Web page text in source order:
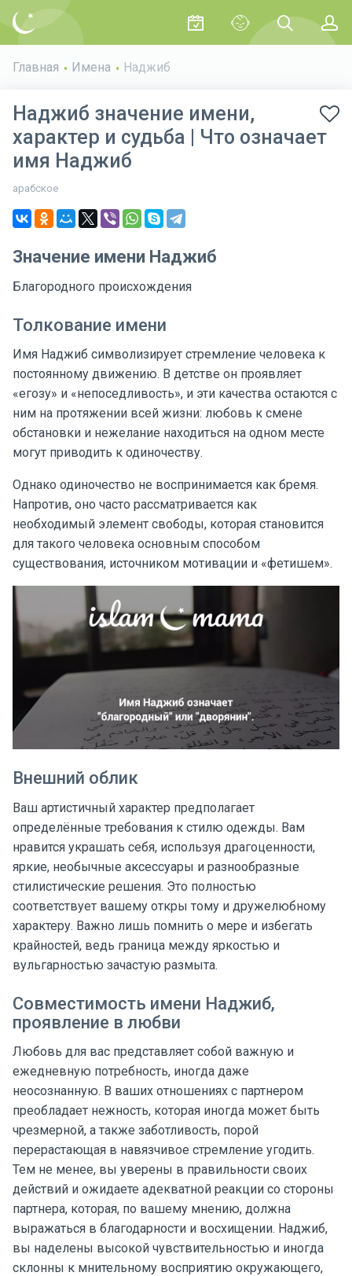
Главная Имена Наджиб
Наджиб значение имени,
характер и судьба | Что означает
имя Наджиб
арабское
Значение имени Наджиб
Благородного происхождения
Толкование имени
Имя Наджиб символизирует стремление человека к
постоянному движению. В детстве он проявляет
«егозу» и «непоседливость», и эти качества остаются с
ним на протяжении всей жизни: любовь к смене
обстановки и нежелание находиться на одном месте
могут приводить к одиночеству.
Однако одиночество не воспринимается как бремя.
Напротив, оно часто рассматривается как
необходимый элемент свободы, которая становится
для такого человека основным способом
существования, источником мотивации и «фетишем».
Внешний облик
Ваш артистичный характер предполагает
определённые требования к стилю одежды. Вам
нравится украшать себя, используя драгоценности,
яркие, необычные аксессуары и разнообразные
стилистические решения. Это полностью
соответствует вашему откры тому и дружелюбному
характеру. Важно лишь помнить о мере и избегать
крайностей, ведь граница между яркостью и
вульгарностью зачастую размыта.
Совместимость имени Наджиб,
проявление в любви
Любовь для вас представляет собой важную и
ежедневную потребность, иногда даже
неосознанную. В ваших отношениях с партнером
преобладает нежность, которая иногда может быть
чрезмерной, а также заботливость, порой
перерастающая в навязчивое стремление угодить.
Тем не менее, вы уверены в правильности своих
действий и ожидаете адекватной реакции со стороны
партнера, которая, по вашему мнению, должна
выражаться в благодарности и восхищении. Наджиб,
вы наделены высокой чувствительностью и иногда
склонны к мнительному восприятию окружающего,